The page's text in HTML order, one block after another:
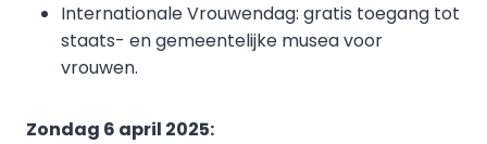
Internationale Vrouwendag: gratis toegang tot
staats- en gemeentelijke musea voor
vrouwen.
Zondag 6 april 2025: